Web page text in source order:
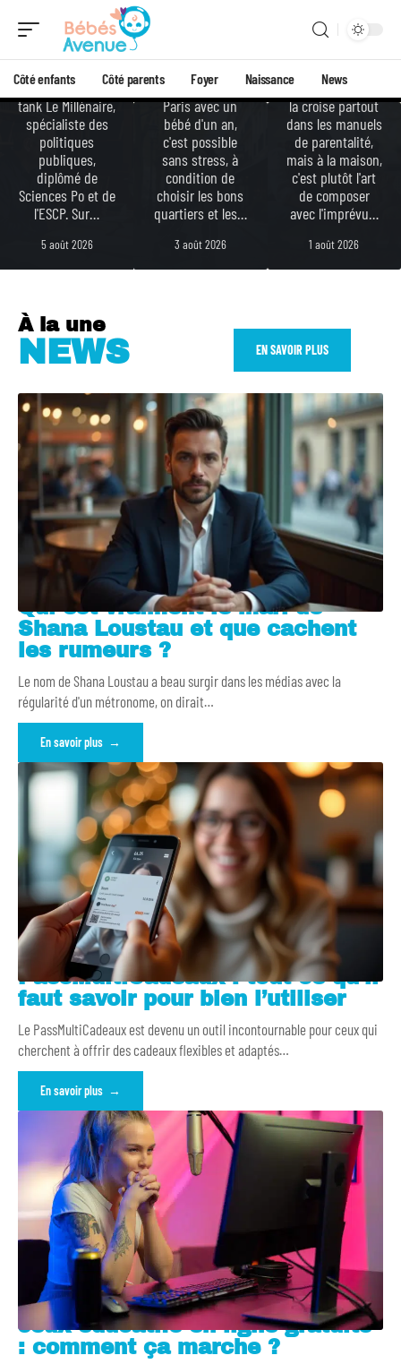
Côté enfants Côté parents Foyer Naissance News
tuel
Matthieu Hocque
est directeur
général du think
tank Le Millénaire,
spécialiste des
politiques
publiques,
diplômé de
Sciences Po et de
l'ESCP. Sur…
5 août 2026
friendly
Se balader dans
Paris avec un
bébé d'un an,
c'est possible
sans stress, à
condition de
choisir les bons
quartiers et les…
3 août 2026
enfants
?
La perfection, on
la croise partout
dans les manuels
de parentalité,
mais à la maison,
c'est plutôt l'art
de composer
avec l'imprévu…
1 août 2026
À la une
NEWS EN SAVOIR PLUS
Qui est vraiment le mari de
Shana Loustau et que cachent
les rumeurs ?
Le nom de Shana Loustau a beau surgir dans les médias avec la
régularité d'un métronome, on dirait…
En savoir plus
PassMultiCadeaux : tout ce qu’il
faut savoir pour bien l’utiliser
Le PassMultiCadeaux est devenu un outil incontournable pour ceux qui
cherchent à offrir des cadeaux flexibles et adaptés…
En savoir plus
Jeux éducatifs en ligne gratuits
: comment ça marche ?